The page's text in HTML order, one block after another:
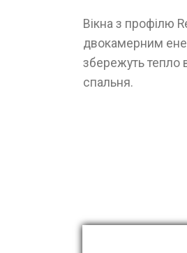
Вікна з профілю
двокамерним
збережуть тепло
спальня.